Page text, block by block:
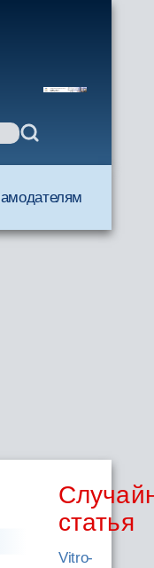
статья
Vitro-